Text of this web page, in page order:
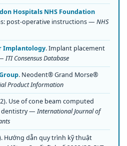
Hospitals NHS Foundation
post-operative instructions — NHS
Implantology. Implant placement
ITI Consensus Database
. Neodent® Grand Morse®
Product Information
Use of cone beam computed
dentistry —International Journal of
Hướng dẫn quy trình kỹ thuật